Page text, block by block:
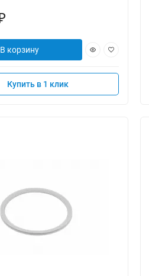
В корзину
Купить в 1 клик